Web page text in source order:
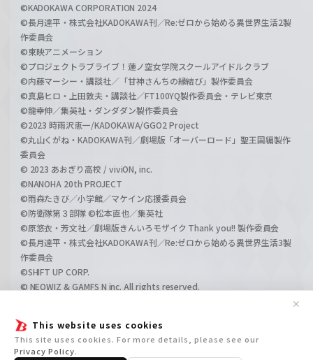
This website uses cookies
This site uses cookies. For more details, please see our
Privacy Policy.
✕
©KADOKAWA CORPORATION 2024
©長月達平・株式会社KADOKAWA刊／Re:ゼロから始める異世界生活2製
作委員会
©東映アニメーション
©プロジェクトラブライブ！蓮ノ空女学院スクールアイドルクラブ
©内藤マーシー・講談社／「甘神さんちの縁結び」製作委員会
©真島ヒロ・上田敦夫・講談社／FT100YQ製作委員会・テレビ東京
©龍幸伸／集英社・ダンダダン製作委員会
©2023 時雨沢恵一/KADOKAWA/GGO2 Project
©丸山くがね・KADOKAWA刊／劇場版「オーバーロード」聖王国編製作
委員会
© 2023 あおぎり高校 / viviON, inc.
©NANOHA 20th PROJECT
©雨森たきび／小学館／マケイン応援委員会
©防衛隊第３部隊 ©松本直也／集英社
©原悠衣・芳文社／劇場版きんいろモザイク Thank you!! 製作委員会
©長月達平・株式会社KADOKAWA刊／Re:ゼロから始める異世界生活3製
作委員会
©SHIFT UP CORP.
© NEOWIZ & GAMFS N inc. All rights reserved.
©GIRLS und PANZER Film Projekt
©GIRLS und PANZER Finale Projekt